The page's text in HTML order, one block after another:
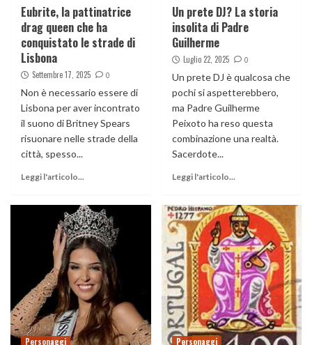
Eubrite, la pattinatrice
drag queen che ha
conquistato le strade di
Lisbona
Settembre 17, 2025 0
Non è necessario essere di
Lisbona per aver incontrato
il suono di Britney Spears
risuonare nelle strade della
città, spesso...
Leggi l'articolo...
Un prete DJ? La storia
insolita di Padre
Guilherme
Luglio 22, 2025 0
Un prete DJ è qualcosa che
pochi si aspetterebbero,
ma Padre Guilherme
Peixoto ha reso questa
combinazione una realtà.
Sacerdote...
Leggi l'articolo...
Personaggi Personaggi